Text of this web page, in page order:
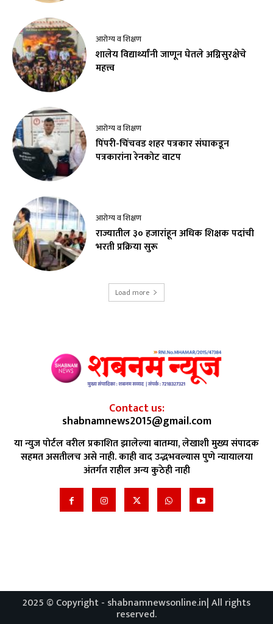
आरोग्य व शिक्षण
शालेय विद्यार्थ्यांनी जाणून घेतले अग्निसुरक्षेचे
महत्त्व
आरोग्य व शिक्षण
पिंपरी-चिंचवड शहर पत्रकार संघाकडून
पत्रकारांना रेनकोट वाटप
आरोग्य व शिक्षण
राज्यातील ३० हजारांहून अधिक शिक्षक पदांची
भरती प्रक्रिया सुरू
Load more
Contact us:
shabnamnews2015@gmail.com
या न्युज पोर्टल वरील प्रकाशित झालेल्या बातम्या, लेखाशी मुख्य संपादक
सहमत असतीलच असे नाही. काही वाद उद्भभवल्यास पुणे न्यायालया
अंतर्गत राहील अन्य कुठेही नाही
2025 © Copyright - shabnamnewsonline.in| All rights
reserved.